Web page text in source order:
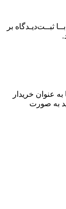
ثبــت‌دیـدگاه بر
عنوان خریدار
به صورت